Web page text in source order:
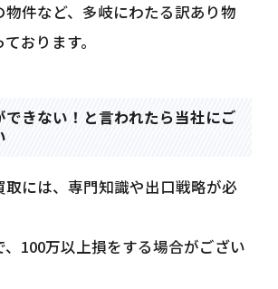
物件など、多岐にわたる訳あり物
おります。
できない！と言われたら当社にご
取には、専門知識や出口戦略が必
100万以上損をする場合がござい